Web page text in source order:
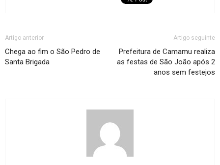
Artigo anterior
Chega ao fim o São Pedro de
Santa Brigada
Artigo seguinte
Prefeitura de Camamu realiza
as festas de São João após 2
anos sem festejos